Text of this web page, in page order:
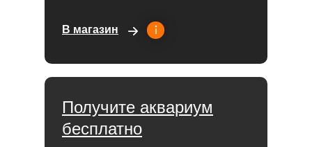
Получите аквариум
бесплатно
В магазин